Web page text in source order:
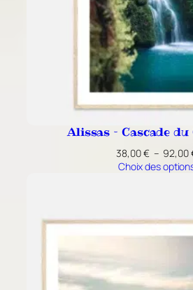
Alissas – Cascade
38,00€ – 92,00
Choix des